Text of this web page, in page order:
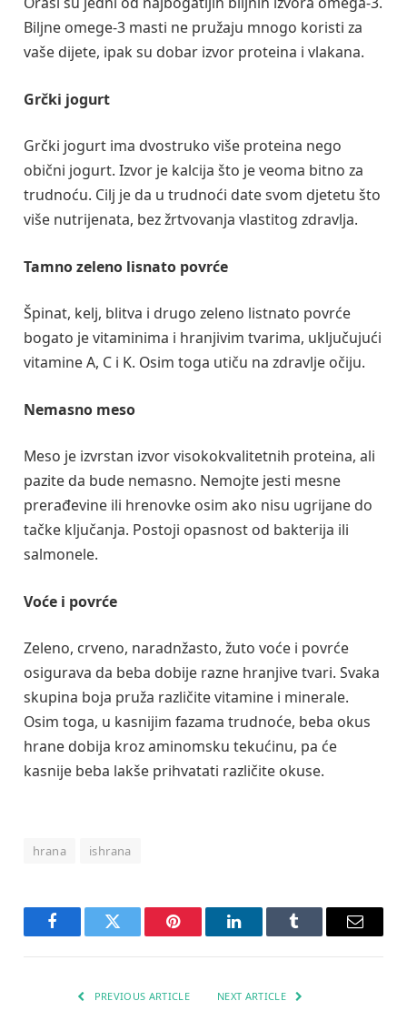
Biljne omege-3 masti ne pružaju mnogo koristi za
vaše dijete, ipak su dobar izvor proteina i vlakana.
Grčki jogurt
Grčki jogurt ima dvostruko više proteina nego
obični jogurt. Izvor je kalcija što je veoma bitno za
trudnoću. Cilj je da u trudnoći date svom djetetu što
više nutrijenata, bez žrtvovanja vlastitog zdravlja.
Tamno zeleno lisnato povrće
Špinat, kelj, blitva i drugo zeleno listnato povrće
bogato je vitaminima i hranjivim tvarima, uključujući
vitamine A, C i K. Osim toga utiču na zdravlje očiju.
Nemasno meso
Meso je izvrstan izvor visokokvalitetnih proteina, ali
pazite da bude nemasno. Nemojte jesti mesne
prerađevine ili hrenovke osim ako nisu ugrijane do
tačke ključanja. Postoji opasnost od bakterija ili
salmonele.
Voće i povrće
Zeleno, crveno, naradnžasto, žuto voće i povrće
osigurava da beba dobije razne hranjive tvari. Svaka
skupina boja pruža različite vitamine i minerale.
Osim toga, u kasnijim fazama trudnoće, beba okus
hrane dobija kroz aminomsku tekućinu, pa će
kasnije beba lakše prihvatati različite okuse.
hrana ishrana
FacebookTwitter Pinterest LinkedInTumblr Email
PREVIOUS ARTICLE NEXT ARTICLE